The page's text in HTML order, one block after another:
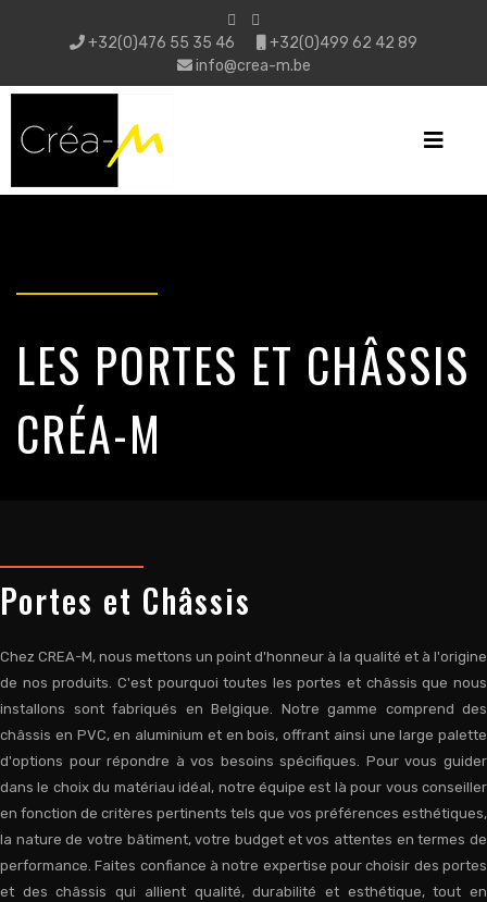
+32(0)476 55 35 46
+32(0)499 62 42 89
info@crea-m.be
LES PORTES ET CHÂSSIS
CRÉA-M
Portes et Châssis
Chez CREA-M, nous mettons un point d'honneur à la qualité et à l'origine
de nos produits. C'est pourquoi toutes les portes et châssis que nous
installons sont fabriqués en Belgique. Notre gamme comprend des
châssis en PVC, en aluminium et en bois, offrant ainsi une large palette
d'options pour répondre à vos besoins spécifiques. Pour vous guider
dans le choix du matériau idéal, notre équipe est là pour vous conseiller
en fonction de critères pertinents tels que vos préférences esthétiques,
la nature de votre bâtiment, votre budget et vos attentes en termes de
performance. Faites confiance à notre expertise pour choisir des portes
et des châssis qui allient qualité, durabilité et esthétique, tout en